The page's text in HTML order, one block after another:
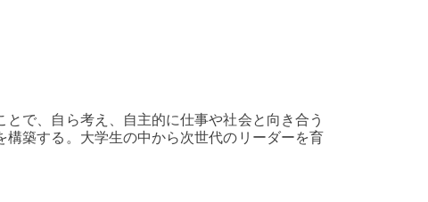
で、自ら考え、自主的に仕事や社会と向き合う
築する。大学生の中から次世代のリーダーを育